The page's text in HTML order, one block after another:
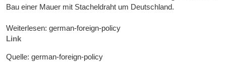
Bau einer Mauer mit Stacheldraht um Deutschland.
Weiterlesen: german-foreign-policy
Link
Quelle: german-foreign-policy